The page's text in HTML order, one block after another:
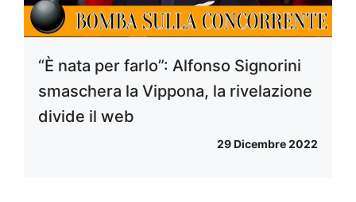
“È nata per farlo”: Alfonso Signorini
smaschera la Vippona, la rivelazione
divide il web
29 Dicembre 2022